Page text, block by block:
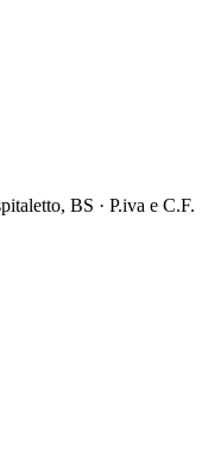
BS · P.iva e C.F.